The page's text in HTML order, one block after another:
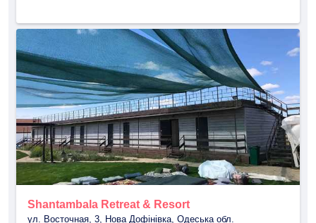
Shantambala Retreat & Resort
ул. Восточная, 3, Нова Дофінівка, Одеська обл.